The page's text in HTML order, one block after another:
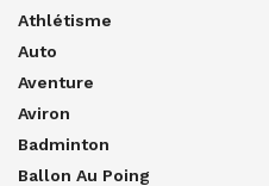
Athlétisme
Auto
Aventure
Aviron
Badminton
Ballon Au Poing